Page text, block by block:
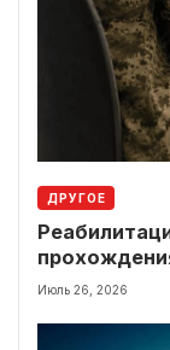
ДРУГОЕ
выплаты
Июль 26, 2026